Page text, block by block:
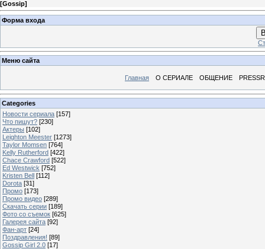
[Gossip]
Форма входа
Меню сайта
Главная О СЕРИАЛЕ ОБЩЕНИЕ
Categories
Новости сериала [157]
Что пишут? [230]
Актеры [102]
Leighton Meester [1273]
Taylor Momsen [764]
Kelly Rutherford [422]
Chace Crawford [522]
Ed Westwick [752]
Kristen Bell [112]
Dorota [31]
Промо [173]
Промо видео [289]
Скачать серии [189]
Фото со съемок [625]
Галерея сайта [92]
Фан-арт [24]
Поздравления! [89]
Gossip Girl 2.0 [17]